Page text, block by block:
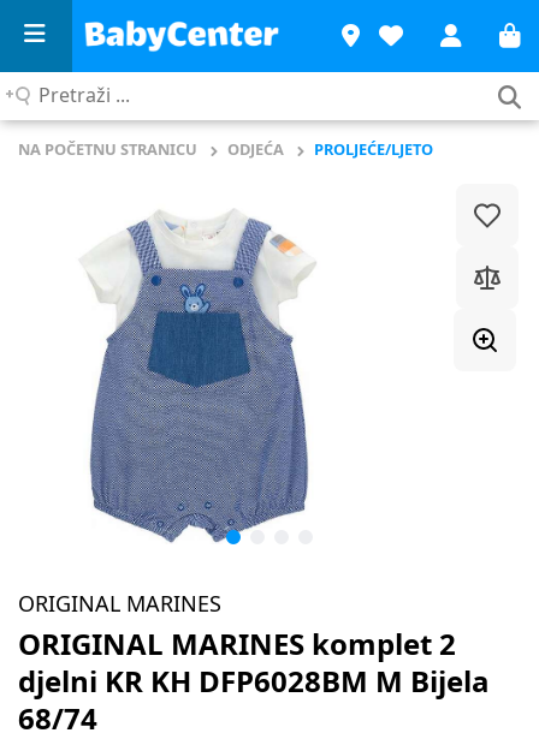
Pretraži
NA POČETNU STRANICU ODJEĆA PROLJEĆE/LJETO
ORIGINAL MARINES
ORIGINAL MARINES komplet 2
djelni KR KH DFP6028BM M Bijela
68/74